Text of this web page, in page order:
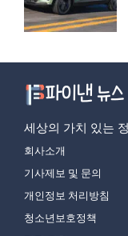
세상의 가치 있는
회사소개
기사제보 및 문의
개인정보 처리방침
청소년보호정책